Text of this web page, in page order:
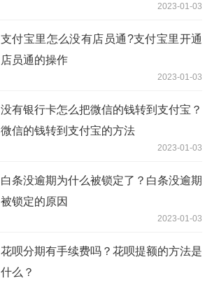
2023-01-03
支付宝里怎么没有店员通?支付宝里开通
店员通的操作
2023-01-03
没有银行卡怎么把微信的钱转到支付宝？
微信的钱转到支付宝的方法
2023-01-03
白条没逾期为什么被锁定了？白条没逾期
被锁定的原因
2023-01-03
花呗分期有手续费吗？花呗提额的方法是
什么？